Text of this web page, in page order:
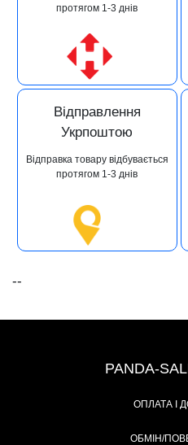
протягом 1-3 днів
Відправлення
Укрпоштою
Відправка товару відбувається
протягом 1-3 днів
--
PANDA-
ОПЛАТА І
ОБМІН/